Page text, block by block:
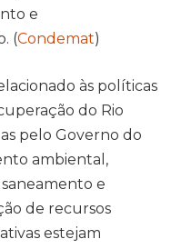
e
(Condemat)
às políticas
do Rio
pelo Governo do
ambiental,
e
de recursos
estejam